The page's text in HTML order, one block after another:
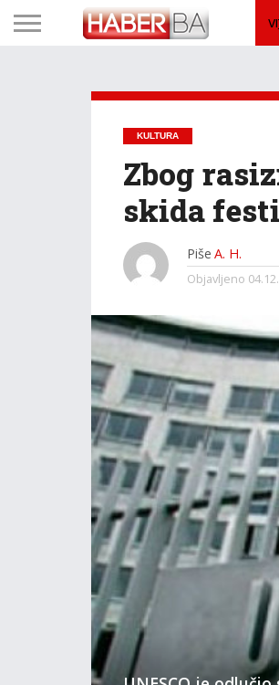
KULTURA
Zbog
skida
Piše A. H.
Objavljeno